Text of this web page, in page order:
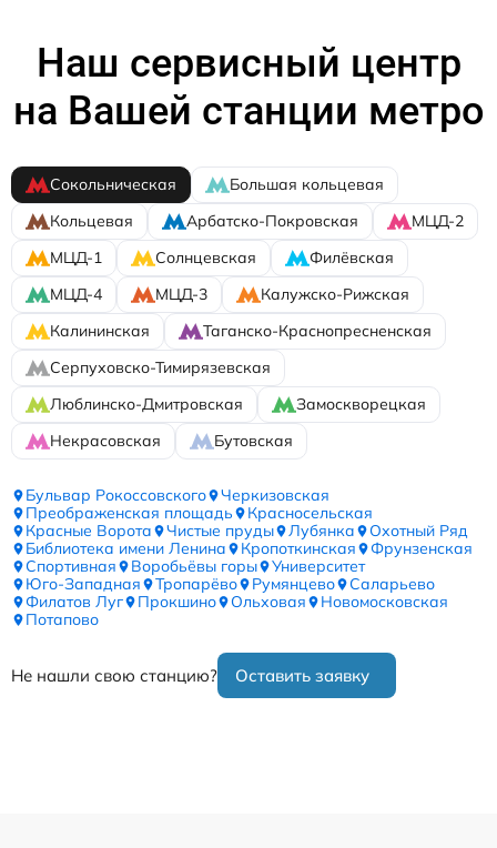
Наш сервисный центр
на Вашей станции метро
Сокольническая
Большая кольцевая
Кольцевая
Арбатско-Покровская
МЦД-2
МЦД-1
Солнцевская
Филёвская
МЦД-4
МЦД-3
Калужско-Рижская
Калининская
Таганско-Краснопресненская
Серпуховско-Тимирязевская
Люблинско-Дмитровская
Замоскворецкая
Некрасовская
Бутовская
Бульвар Рокоссовского
Черкизовская
Преображенская площадь
Красносельская
Красные Ворота
Чистые пруды Лубянка
Охотный Ряд
Библиотека имени Ленина
Кропоткинская
Фрунзенская
Спортивная
Воробьёвы горы
Университет
Юго-Западная
Тропарёво Румянцево
Саларьево
Филатов Луг
Прокшино Ольховая
Новомосковская
Потапово
Не нашли свою станцию? Оставить заявку